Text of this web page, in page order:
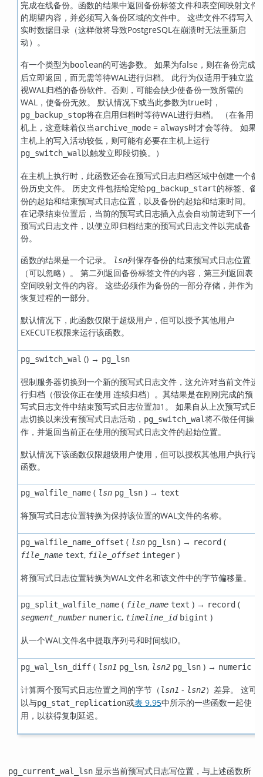
完成在线备份。函数的结果中返回备份标签文件和表空间映射文件
的期望内容，并必须写入备份区域的文件中。 这些文件不得写入
实时数据目录（这样做将导致PostgreSQL在崩溃时无法重新启
动）。
有一个类型为boolean的可选参数。 如果为false，则在备份完成
后立即返回，而无需等待WAL进行归档。 此行为仅适用于独立监
视WAL归档的备份软件。否则，可能会缺少使备份一致所需的
WAL，使备份无效。 默认情况下或当此参数为true时，
pg_backup_stop将在启用归档时等待WAL进行归档。 （在备用
机上，这意味着仅当archive_mode= always时才会等待。 如果
主机上的写入活动较低，则可能有必要在主机上运行
pg_switch_wal 以触发立即段切换。）
在主机上执行时，此函数还会在预写式日志归档区域中创建一个备
份历史文件。 历史文件包括给定给pg_backup_start的标签、备
份的起始和结束预写式日志位置，以及备份的起始和结束时间。
在记录结束位置后，当前的预写式日志插入点会自动前进到下一个
预写式日志文件，以便立即归档结束的预写式日志文件以完成备
份。
函数的结果是一个记录。
lsn列保存备份的结束预写式日志位置
（可以忽略）。 第二列返回备份标签文件的内容，第三列返回表
空间映射文件的内容。 这些必须作为备份的一部分存储，并作为
恢复过程的一部分。
默认情况下，此函数仅限于超级用户，但可以授予其他用户
EXECUTE权限来运行该函数。
pg_switch_wal () → pg_lsn
强制服务器切换到一个新的预写式日志文件，这允许对当前文件进
行归档（假设你正在使用 连续归档）。其结果是在刚刚完成的预
写式日志文件中结束预写式日志位置加1。 如果自从上次预写式日
志切换以来没有预写式日志活动， pg_switch_wal将不做任何操
作，并返回当前正在使用的预写式日志文件的起始位置。
默认情况下该函数仅限超级用户使用，但可以授权其他用户执行该
函数。
pg_walfile_name( lsn pg_lsn) → text
将预写式日志位置转换为保持该位置的WAL文件的名称。
pg_walfile_name_offset ( lsn pg_lsn) → record(
file_name text, file_offset integer)
将预写式日志位置转换为WAL文件名和该文件中的字节偏移量。
pg_split_walfile_name( file_name text ) → record(
segment_number numeric, timeline_id bigint )
从一个WAL文件名中提取序列号和时间线ID。
pg_wal_lsn_diff( lsn1 pg_lsn, lsn2 pg_lsn) → numeric
计算两个预写式日志位置之间的字节（ lsn1 - lsn2）差异。 这可
以与pg_stat_replication或表 9.95中所示的一些函数一起使
用，以获得复制延迟。
pg_current_wal_lsn 显示当前预写式日志写位置，与上述函数所